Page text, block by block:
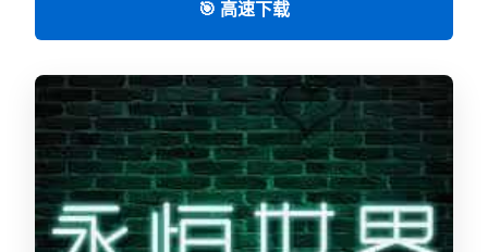
🎯 高速下载